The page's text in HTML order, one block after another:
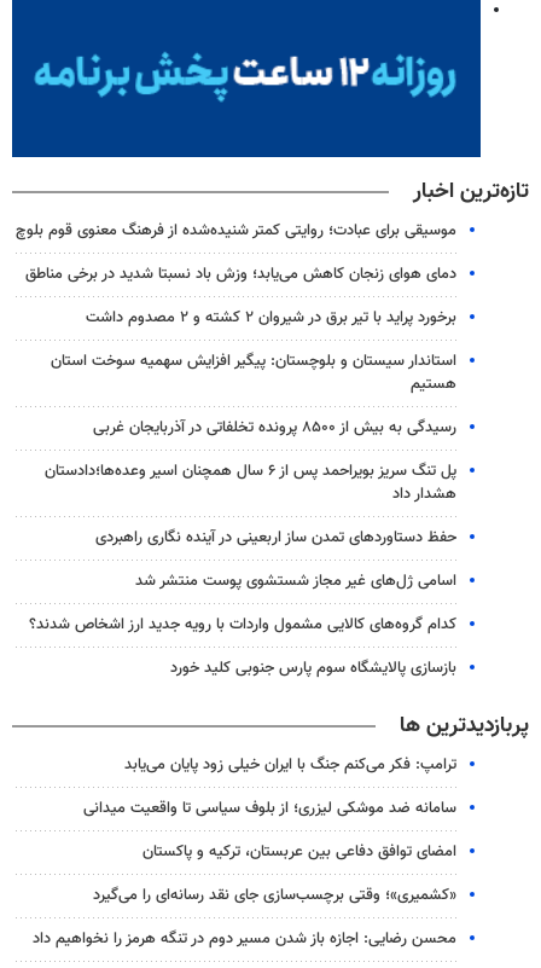
تازه‌ترین اخبار
موسیقی برای عبادت؛ روایتی کمتر شنیده‌شده از فرهنگ معنوی قوم بلوچ
دمای هوای زنجان کاهش می‌یابد؛ وزش باد نسبتا شدید در برخی مناطق
برخورد پراید با تیر برق در شیروان ۲ کشته و ۲ مصدوم داشت
استاندار سیستان و بلوچستان: پیگیر افزایش سهمیه سوخت استان
هستیم
رسیدگی به بیش از ۸۵۰۰ پرونده تخلفاتی در آذربایجان غربی
پل تنگ سریز بویراحمد پس از ۶ سال همچنان اسیر وعده‌ها؛دادستان
هشدار داد
حفظ دستاوردهای تمدن ساز اربعینی در آینده نگاری راهبردی
اسامی ژل‌های غیر مجاز شستشوی پوست منتشر شد
کدام گروه‌های کالایی مشمول واردات با رویه جدید ارز اشخاص شدند؟
بازسازی پالایشگاه سوم پارس جنوبی کلید خورد
پربازدیدترین ها
ترامپ: فکر می‌کنم جنگ با ایران خیلی زود پایان می‌یابد
سامانه ضد موشکی لیزری؛ از بلوف سیاسی تا واقعیت میدانی
امضای توافق دفاعی بین عربستان، ترکیه و پاکستان
«کشمیری»؛ وقتی برچسب‌سازی جای نقد رسانه‌ای را می‌گیرد
محسن رضایی: اجازه باز شدن مسیر دوم در تنگه هرمز را نخواهیم داد